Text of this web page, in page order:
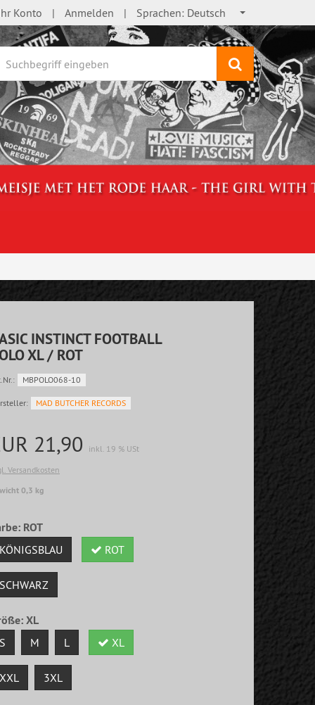
Konto Anmelden Sprachen: Deutsch
Suchen
INSTINCT FOOTBALL
XL / ROT
MBPOLO068-10
MAD BUTCHER RECORDS
21,90
inkl. 19 % USt
Versandkosten
0,3 kg
ROT
KÖNIGSBLAU ROT
SCHWARZ
XL
S M L XL
XXL 3XL